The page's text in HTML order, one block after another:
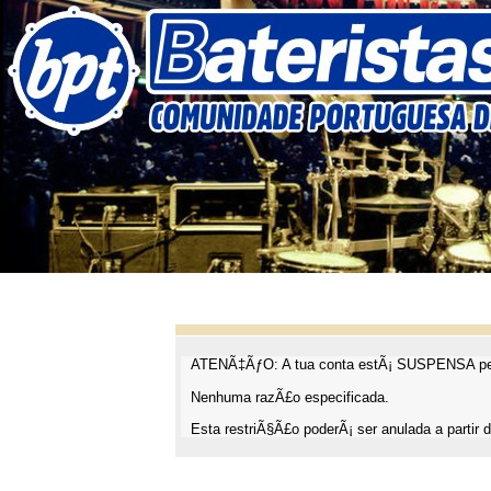
ATENÃ‡ÃƒO: A tua conta estÃ¡ SUSPENSA
Nenhuma razÃ£o especificada.
Esta restriÃ§Ã£o poderÃ¡ ser anulada a partir